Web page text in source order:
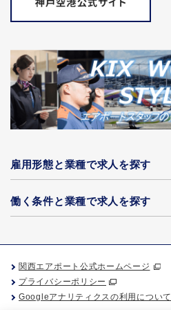
雇用形態と業種で求人を探す
働く条件と業種で求人を探す
関西エアポート公式ホームページ
プライバシーポリシー
Googleアナリティクスの利用について